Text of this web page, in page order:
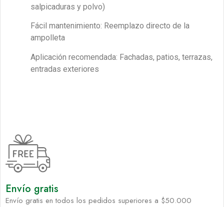
salpicaduras y polvo)
Fácil mantenimiento: Reemplazo directo de la
ampolleta
Aplicación recomendada: Fachadas, patios, terrazas,
entradas exteriores
Envío gratis
Envío gratis en todos los pedidos superiores a $50.000